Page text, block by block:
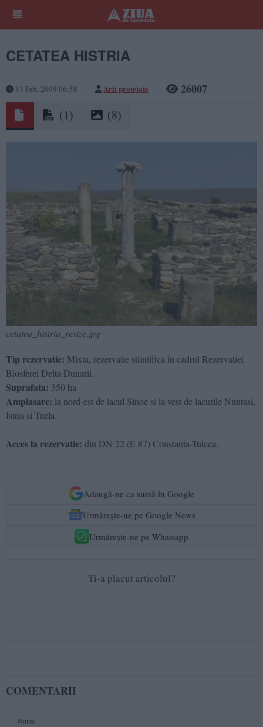
CETATEA HISTRIA
13 Feb, 2009 06:58 Arii protejate 26007
(1) (8)
cetatea_histria_resize.jpg
Tip rezervatie: Mixta, rezervatie stiintifica în cadrul Rezervatiei
Biosferei Delta Dunarii.
Suprafata: 350 ha
Amplasare: la nord-est de lacul Sinoe si la vest de lacurile Nuntasi,
Istria si Tuzla.
Acces la rezervatie: din DN 22 (E 87) Constanta-Tulcea.
Adaugă-ne ca sursă în Google
Urmărește-ne pe Google News
Urmărește-ne pe Whatsapp
Ti-a placut articolul?
COMENTARII
Nume